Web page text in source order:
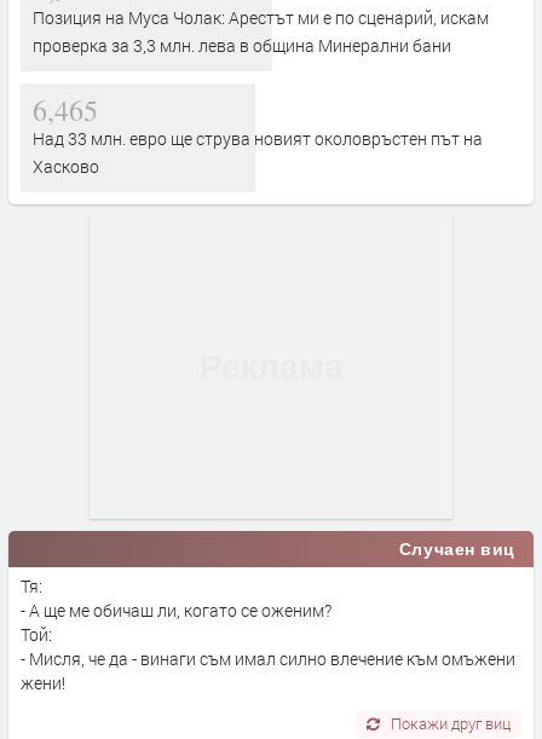
Позиция на Муса Чолак: Арестът ми е по сценарий, искам
проверка за 3,3 млн. лева в община Минерални бани
6,465
Над 33 млн. евро ще струва новият околовръстен път на
Хасково
Случаен виц
Тя:
- А ще ме обичаш ли, когато се оженим?
Той:
- Мисля, че да - винаги съм имал силно влечение към омъжени
жени!
Покажи друг виц